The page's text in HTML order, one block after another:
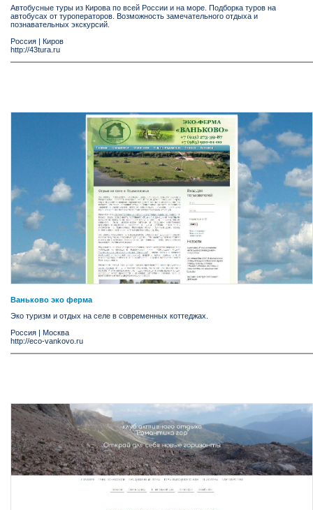
Автобусные туры из Кирова по всей России и на море. Подборка туров на
автобусах от туроператоров. Возможность замечательного отдыха и
познавательных экскурсий.
Россия | Киров
http://43tura.ru
Ваньково эко ферма
Эко туризм и отдых на селе в современных коттеджах.
Россия | Москва
http://eco-vankovo.ru